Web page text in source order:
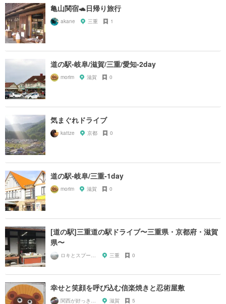
亀山関宿🐢日帰り旅行
akane 三重 1
道の駅-岐阜/滋賀/三重/愛知-2day
morim 滋賀 0
気まぐれドライブ
kattze 京都 0
道の駅-岐阜/三重-1day
morim 滋賀 0
[道の駅]三重道の駅ドライブ〜三重県・京都府・滋賀
県〜
ロキとスプーン🥄 三重 0
幸せと笑顔を呼び込む信楽焼きと忍術屋敷
関西が好っきゃねん 滋賀 5